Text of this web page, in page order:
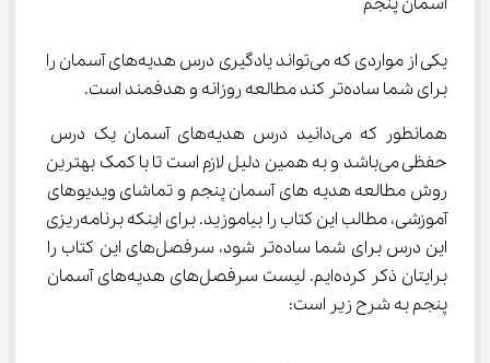
یکی از مواردی که می‌تواند یادگیری درس هدیه‌های آسمان را
برای شما ساده‌تر کند مطالعه روزانه و هدفمند است.
همانطور که می‌دانید درس هدیه‌های آسمان یک درس
حفظی می‌باشد و به همین دلیل لازم است تا با کمک بهترین
روش مطالعه هدیه ‌های آسمان پنجم و تماشای ویدیوهای
آموزشی، مطالب این کتاب را بیاموزید. برای اینکه برنامه‌ریزی
این درس برای شما ساده‌تر شود، سرفصل‌های این کتاب را
برایتان ذکر کرده‌ایم. لیست سرفصل‌های هدیه‌های آسمان
پنجم به شرح زیر است: